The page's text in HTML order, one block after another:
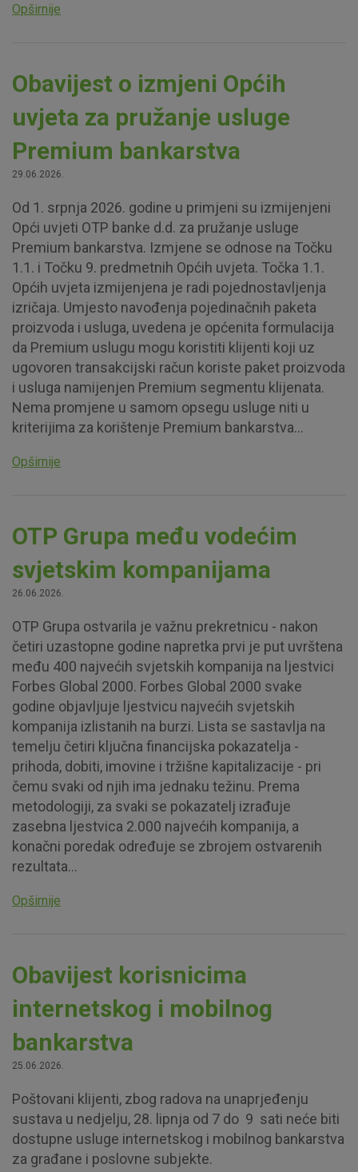
Opširnije
Obavijest o izmjeni Općih
uvjeta za pružanje usluge
Premium bankarstva
29.06.2026.
Od 1. srpnja 2026. godine u primjeni su izmijenjeni
Opći uvjeti OTP banke d.d. za pružanje usluge
Premium bankarstva. Izmjene se odnose na Točku
1.1. i Točku 9. predmetnih Općih uvjeta. Točka 1.1.
Općih uvjeta izmijenjena je radi pojednostavljenja
izričaja. Umjesto navođenja pojedinačnih paketa
proizvoda i usluga, uvedena je općenita formulacija
da Premium uslugu mogu koristiti klijenti koji uz
ugovoren transakcijski račun koriste paket proizvoda
i usluga namijenjen Premium segmentu klijenata.
Nema promjene u samom opsegu usluge niti u
kriterijima za korištenje Premium bankarstva...
Opširnije
OTP Grupa među vodećim
svjetskim kompanijama
26.06.2026.
OTP Grupa ostvarila je važnu prekretnicu - nakon
četiri uzastopne godine napretka prvi je put uvrštena
među 400 najvećih svjetskih kompanija na ljestvici
Forbes Global 2000. Forbes Global 2000 svake
godine objavljuje ljestvicu najvećih svjetskih
kompanija izlistanih na burzi. Lista se sastavlja na
temelju četiri ključna financijska pokazatelja -
prihoda, dobiti, imovine i tržišne kapitalizacije - pri
čemu svaki od njih ima jednaku težinu. Prema
metodologiji, za svaki se pokazatelj izrađuje
zasebna ljestvica 2.000 najvećih kompanija, a
konačni poredak određuje se zbrojem ostvarenih
rezultata...
Opširnije
Obavijest korisnicima
internetskog i mobilnog
bankarstva
25.06.2026.
Poštovani klijenti, zbog radova na unaprjeđenju
sustava u nedjelju, 28. lipnja od 7 do 9 sati neće biti
dostupne usluge internetskog i mobilnog bankarstva
za građane i poslovne subjekte.
Nužni (tehnički) kolačići - uvijek aktivni
Ovi kolačići nužni su za funkcioniranje internetske stranice i
ne mogu se isključiti u našim sustavima. Uobičajeno se
za uslugama, kao što su postavke kolačića. Svoj preglednik
možete postaviti da blokira te kolačiće ili pošalje upozorenje
o njima, ali u tom slučaju neki dijelovi stranice neće raditi. Ti
kolačići ne pohranjuju nikakve informacije koje bi vas mogle
identificirati.
Detaljnije informacije o kolačićima